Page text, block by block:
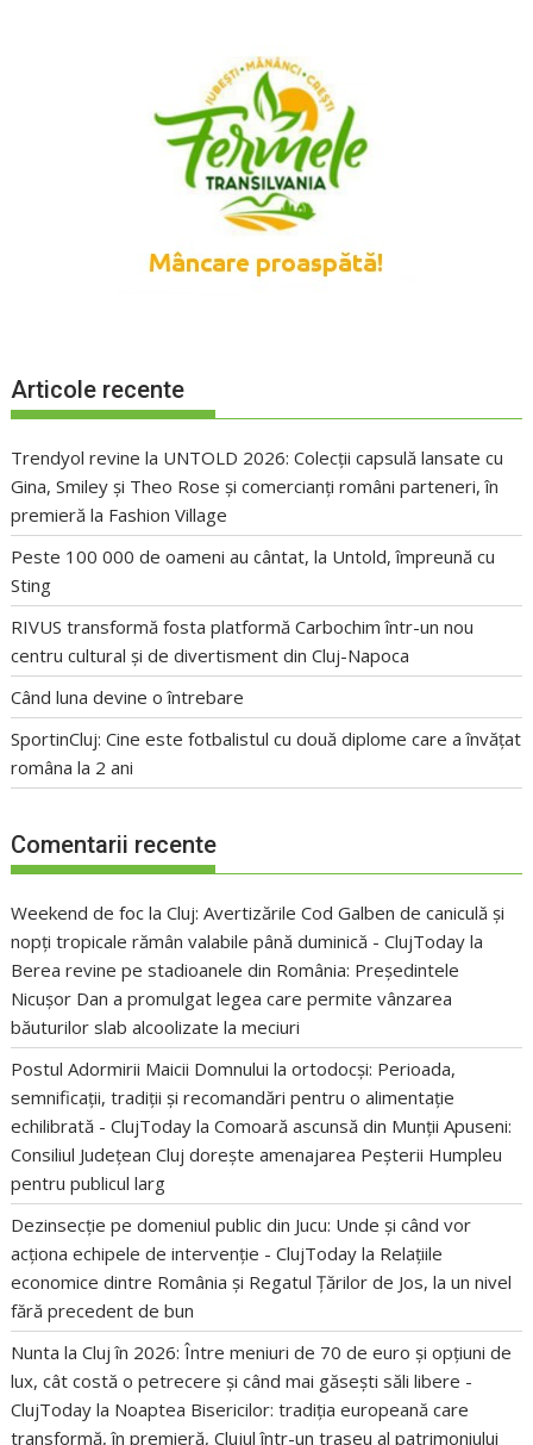
Articole recente
Trendyol revine la UNTOLD 2026: Colecții capsulă lansate cu
Gina, Smiley și Theo Rose și comercianți români parteneri, în
premieră la Fashion Village
Peste 100 000 de oameni au cântat, la Untold, împreună cu
Sting
RIVUS transformă fosta platformă Carbochim într-un nou
centru cultural și de divertisment din Cluj-Napoca
Când luna devine o întrebare
SportinCluj: Cine este fotbalistul cu două diplome care a învățat
româna la 2 ani
Comentarii recente
Weekend de foc la Cluj: Avertizările Cod Galben de caniculă și
nopți tropicale rămân valabile până duminică - ClujToday la
Berea revine pe stadioanele din România: Președintele
Nicușor Dan a promulgat legea care permite vânzarea
băuturilor slab alcoolizate la meciuri
Postul Adormirii Maicii Domnului la ortodocși: Perioada,
semnificații, tradiții și recomandări pentru o alimentație
echilibrată - ClujToday laComoară ascunsă din Munții Apuseni:
Consiliul Județean Cluj dorește amenajarea Peșterii Humpleu
pentru publicul larg
Dezinsecție pe domeniul public din Jucu: Unde și când vor
acționa echipele de intervenție - ClujToday la Relațiile
economice dintre România și Regatul Țărilor de Jos, la un nivel
fără precedent de bun
Nunta la Cluj în 2026: Între meniuri de 70 de euro și opțiuni de
lux, cât costă o petrecere și când mai găsești săli libere -
ClujToday la Noaptea Bisericilor: tradiția europeană care
transformă, în premieră, Clujul într-un traseu al patrimoniului